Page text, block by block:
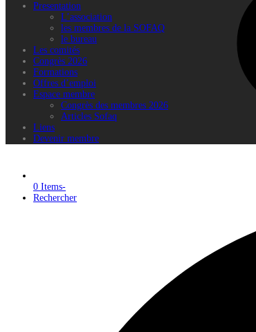
0 Items-
Rechercher
Presentation
L’association
les membres de la SOFAQ
le bureau
Les comités
Congrès 2026
Formations
Offres d’emploi
Espace membre
Congrès des membres 2026
Articles Sofaq
Liens
Devenir membre